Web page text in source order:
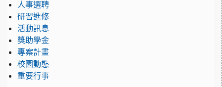
人事選聘
研習進修
活動訊息
獎助學金
專案計畫
校園動態
重要行事